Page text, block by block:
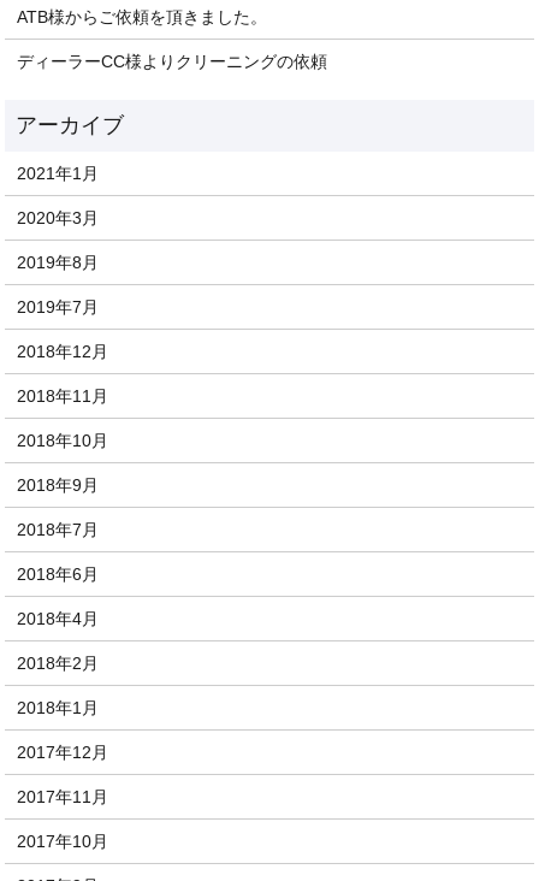
ATB様からご依頼を頂きました。
ディーラーCC様よりクリーニングの依頼
2021年1月
2020年3月
2019年8月
2019年7月
2018年12月
2018年11月
2018年10月
2018年9月
2018年7月
2018年6月
2018年4月
2018年2月
2018年1月
2017年12月
2017年11月
2017年10月